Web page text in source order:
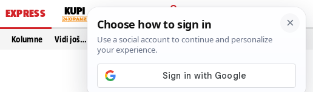
EXPRESS
PRIJAVA
Kolumne Vidi još…